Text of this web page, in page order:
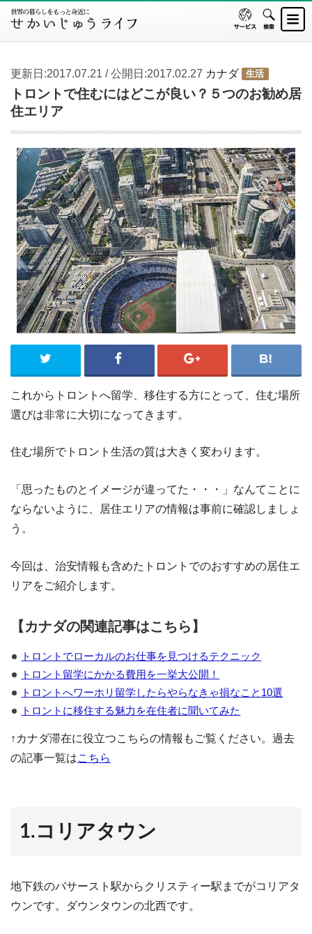
更新日:2017.07.21 / 公開日:2017.02.27 カナダ 生活
トロントで住むにはどこが良い？５つのお勧め居
住エリア
これからトロントへ留学、移住する方にとって、住む場所
選びは非常に大切になってきます。
住む場所でトロント生活の質は大きく変わります。
「思ったものとイメージが違ってた・・・」なんてことに
ならないように、居住エリアの情報は事前に確認しましょ
う。
今回は、治安情報も含めたトロントでのおすすめの居住エ
リアをご紹介します。
【カナダの関連記事はこちら】
トロントでローカルのお仕事を見つけるテクニック
トロント留学にかかる費用を一挙大公開！
トロントへワーホリ留学したらやらなきゃ損なこと10選
トロントに移住する魅力を在住者に聞いてみた
↑カナダ滞在に役立つこちらの情報もご覧ください。過去
の記事一覧はこちら
1.コリアタウン
地下鉄のバサースト駅からクリスティー駅までがコリアタ
ウンです。ダウンタウンの北西です。